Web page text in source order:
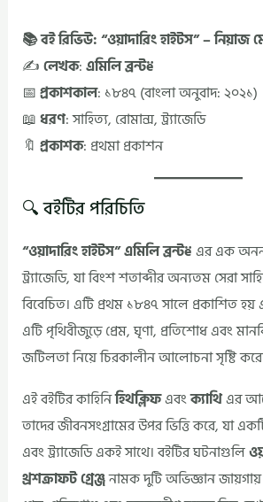
📚 বই রিভিউ: “ওয়াদারিং হাইটস” –
✍️লেখক:এমিলি ব্রন্টë
📅প্রকাশকাল: ১৮৪৭ (বাংলা অনুবাদ: ২০২১)
📖ধরণ: সাহিত্য, রোমান্স, ট্র্যাজেডি
🔖প্রকাশক: প্রথমা প্রকাশন
🔍 বইটির পরিচিতি
“ওয়াদারিং হাইটস”এমিলি ব্রন্টëএর এক
ট্র্যাজেডি, যা বিংশ শতাব্দীর অন্যতম সেরা
বিবেচিত। এটি প্রথম ১৮৪৭ সালে প্রকাশিত
এটি পৃথিবীজুড়ে প্রেম, ঘৃণা, প্রতিশোধ এবং
জটিলতা নিয়ে চিরকালীন আলোচনা সৃষ্টি
এই বইটির কাহিনিহিথক্লিফএবংক্যাথিএর
তাদের জীবনসংগ্রামের উপর ভিত্তি করে, যা
এবং ট্র্যাজেডি একই সাথে। বইটির ঘটনাগুলি
থ্রশক্রাফট গ্রেঞ্জনামক দুটি অভিজ্ঞান